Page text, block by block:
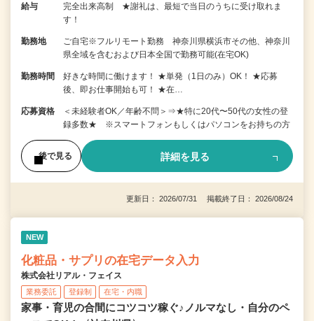
給与
完全出来高制 ★謝礼は、最短で当日のうちに受け取れま
す！
勤務地
ご自宅※フルリモート勤務 神奈川県横浜市その他、神奈川
県全域を含むおよび日本全国で勤務可能(在宅OK)
勤務時間
好きな時間に働けます！ ★単発（1日のみ）OK！ ★応募
後、即お仕事開始も可！ ★在…
応募資格
＜未経験者OK／年齢不問＞⇒★特に20代〜50代の女性の登
録多数★ ※スマートフォンもしくはパソコンをお持ちの方
後で見る 詳細を見る
更新日： 2026/07/31 掲載終了日： 2026/08/24
NEW
化粧品・サプリの在宅データ入力
株式会社リアル・フェイス
業務委託 登録制 在宅・内職
家事・育児の合間にコツコツ稼ぐ♪ノルマなし・自分のペ